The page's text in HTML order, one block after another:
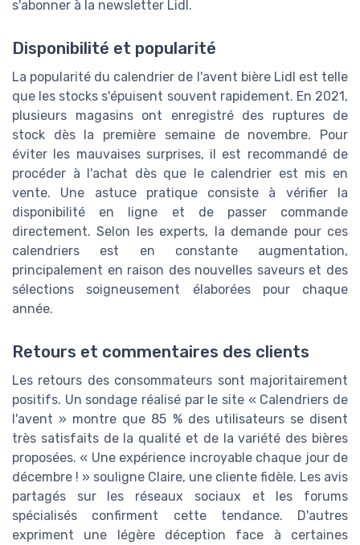
s'abonner à la newsletter Lidl.
Disponibilité et popularité
La popularité du calendrier de l'avent bière Lidl est telle
que les stocks s'épuisent souvent rapidement. En 2021,
plusieurs magasins ont enregistré des ruptures de
stock dès la première semaine de novembre. Pour
éviter les mauvaises surprises, il est recommandé de
procéder à l'achat dès que le calendrier est mis en
vente. Une astuce pratique consiste à vérifier la
disponibilité en ligne et de passer commande
directement. Selon les experts, la demande pour ces
calendriers est en constante augmentation,
principalement en raison des nouvelles saveurs et des
sélections soigneusement élaborées pour chaque
année.
Retours et commentaires des clients
Les retours des consommateurs sont majoritairement
positifs. Un sondage réalisé par le site « Calendriers de
l'avent » montre que 85 % des utilisateurs se disent
très satisfaits de la qualité et de la variété des bières
proposées. « Une expérience incroyable chaque jour de
décembre ! » souligne Claire, une cliente fidèle. Les avis
partagés sur les réseaux sociaux et les forums
spécialisés confirment cette tendance. D'autres
expriment une légère déception face à certaines